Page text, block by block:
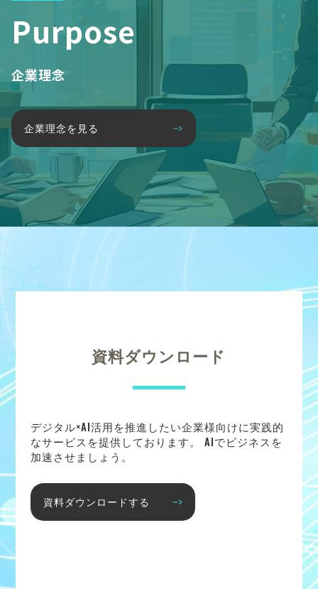
Purpose
企業理念
企業理念を見る
資料ダウンロード
デジタル×AI活用を推進したい企業様向けに実践的
なサービスを提供しております。 AIでビジネスを
加速させましょう。
資料ダウンロードする